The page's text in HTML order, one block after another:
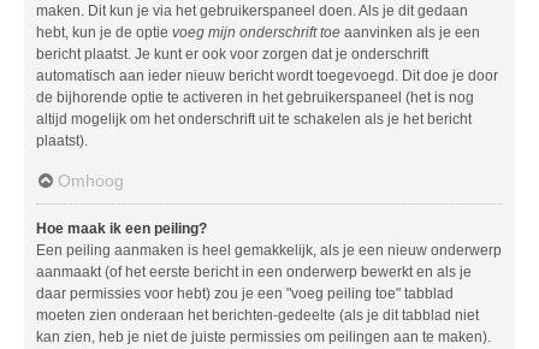
maken. Dit kun je via het gebruikerspaneel doen. Als je dit gedaan
hebt, kun je de optie voeg mijn onderschrift toe aanvinken als je een
bericht plaatst. Je kunt er ook voor zorgen dat je onderschrift
automatisch aan ieder nieuw bericht wordt toegevoegd. Dit doe je door
de bijhorende optie te activeren in het gebruikerspaneel (het is nog
altijd mogelijk om het onderschrift uit te schakelen als je het bericht
plaatst).
Omhoog
Hoe maak ik een peiling?
Een peiling aanmaken is heel gemakkelijk, als je een nieuw onderwerp
aanmaakt (of het eerste bericht in een onderwerp bewerkt en als je
daar permissies voor hebt) zou je een "voeg peiling toe" tabblad
moeten zien onderaan het berichten-gedeelte (als je dit tabblad niet
kan zien, heb je niet de juiste permissies om peilingen aan te maken).